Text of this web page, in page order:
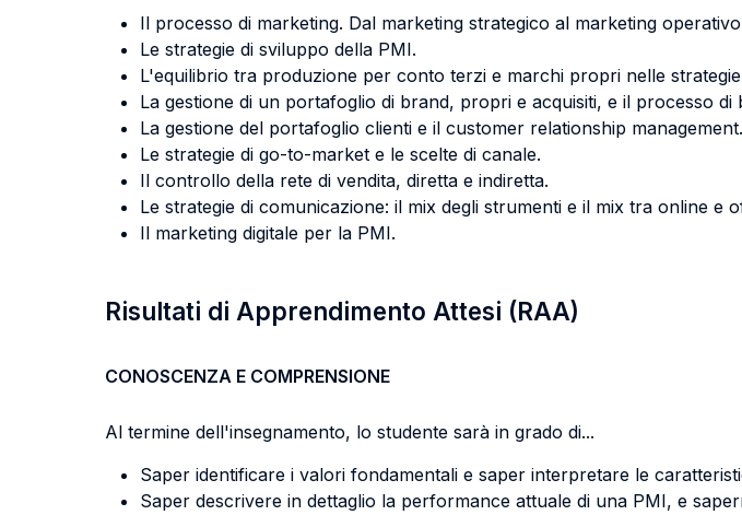
Il processo di marketing. Dal marketing strategico al marketing
Le strategie di sviluppo della PMI.
L'equilibrio tra produzione per conto terzi e marchi propri nelle
La gestione di un portafoglio di brand, propri e acquisiti, e il processo di
La gestione del portafoglio clienti e il customer relationship management.
Le strategie di go-to-market e le scelte di canale.
Il controllo della rete di vendita, diretta e indiretta.
Le strategie di comunicazione: il mix degli strumenti e il mix tra online e
Il marketing digitale per la PMI.
Risultati di Apprendimento Attesi (RAA)
CONOSCENZA E COMPRENSIONE
Al termine dell'insegnamento, lo studente sarà in grado di...
Saper identificare i valori fondamentali e saper interpretare le
Saper descrivere in dettaglio la performance attuale di una PMI, e